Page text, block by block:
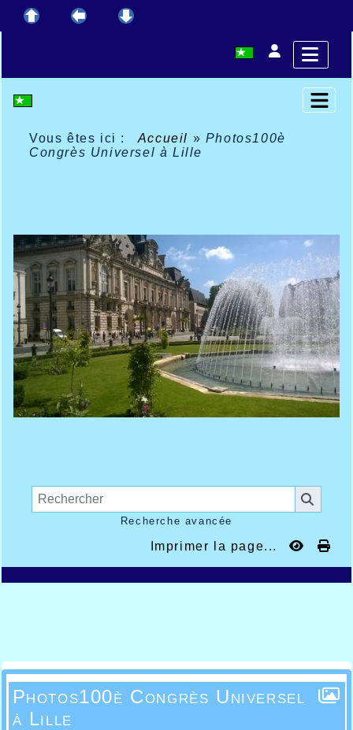
Vous êtes ici : Accueil » Photos100è
Congrès Universel à Lille
Recherche avancée
Imprimer la page...
Photos100è Congrès Universel
à Lille